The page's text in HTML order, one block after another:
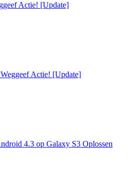
Actie! [Update]
Actie! [Update]
4.3 op Galaxy S3 Oplossen